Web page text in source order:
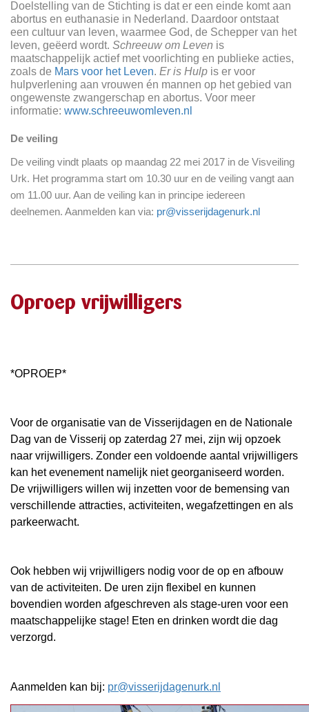
Doelstelling van de Stichting is dat er een einde komt aan
abortus en euthanasie in Nederland. Daardoor ontstaat
een cultuur van leven, waarmee God, de Schepper van het
leven, geëerd wordt. Schreeuw om Leven is
maatschappelijk actief met voorlichting en publieke acties,
zoals de Mars voor het Leven. Er is Hulp is er voor
hulpverlening aan vrouwen én mannen op het gebied van
ongewenste zwangerschap en abortus. Voor meer
informatie: www.schreeuwomleven.nl
De veiling
De veiling vindt plaats op maandag 22 mei 2017 in de Visveiling
Urk. Het programma start om 10.30 uur en de veiling vangt aan
om 11.00 uur. Aan de veiling kan in principe iedereen
deelnemen. Aanmelden kan via: pr@visserijdagenurk.nl
Oproep vrijwilligers
*OPROEP*
Voor de organisatie van de Visserijdagen en de Nationale
Dag van de Visserij op zaterdag 27 mei, zijn wij opzoek
naar vrijwilligers. Zonder een voldoende aantal vrijwilligers
kan het evenement namelijk niet georganiseerd worden.
De vrijwilligers willen wij inzetten voor de bemensing van
verschillende attracties, activiteiten, wegafzettingen en als
parkeerwacht.
Ook hebben wij vrijwilligers nodig voor de op en afbouw
van de activiteiten. De uren zijn flexibel en kunnen
bovendien worden afgeschreven als stage-uren voor een
maatschappelijke stage! Eten en drinken wordt die dag
verzorgd.
Aanmelden kan bij: pr@visserijdagenurk.nl